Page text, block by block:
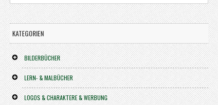
KATEGORIEN
BILDERBÜCHER
LERN- & MALBÜCHER
LOGOS & CHARAKTERE & WERBUNG